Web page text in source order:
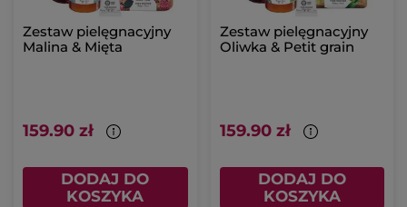
Zestaw pielęgnacyjny
Malina & Mięta
159.90 zł
DODAJ DO
KOSZYKA
Zestaw pielęgnacyjny
Oliwka & Petit grain
159.90 zł
DODAJ DO
KOSZYKA